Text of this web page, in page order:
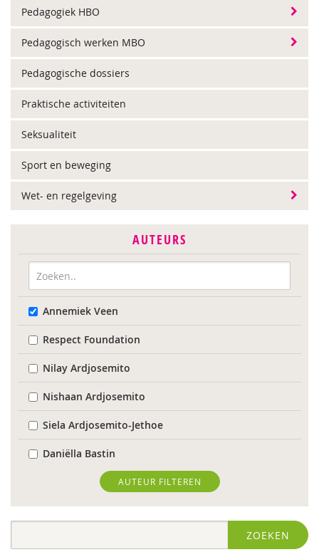
Pedagogiek HBO
Pedagogisch werken MBO
Pedagogische dossiers
Praktische activiteiten
Seksualiteit
Sport en beweging
Wet- en regelgeving
AUTEURS
Annemiek Veen
Respect Foundation
Nilay Ardjosemito
Nishaan Ardjosemito
Siela Ardjosemito-Jethoe
Daniëlla Bastin
Joyce Blauwhoff
Robbert Blokland
AUTEUR FILTEREN
ZOEKEN